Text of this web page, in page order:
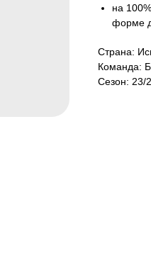
на
форме
Страна:
Команда:
Сезон: 23/